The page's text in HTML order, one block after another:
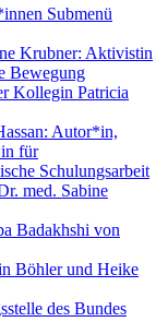
Submenü
Krubner: Aktivistin
Bewegung
Kollegin Patricia
Autor*in,
für
Schulungsarbeit
med. Sabine
Badakhshi von
Böhler und Heike
des Bundes